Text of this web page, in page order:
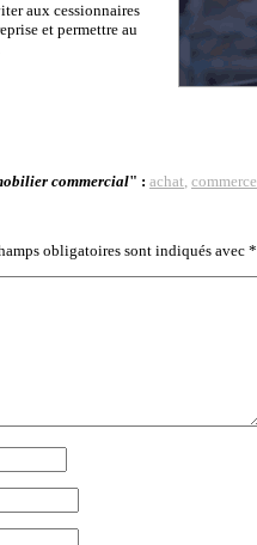
aux cessionnaires
et permettre au
commercial" : achat, commerce
obligatoires sont indiqués avec *